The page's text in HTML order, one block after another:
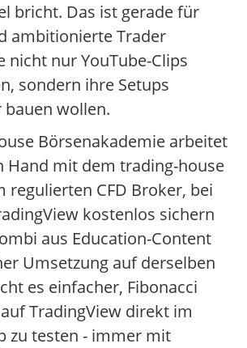
bricht. Das ist gerade für
ambitionierte Trader
nicht nur YouTube-Clips
sondern ihre Setups
wollen.
Börsenakademie arbeitet
Hand mit dem trading-house
regulierten CFD Broker, bei
kostenlos sichern
aus Education-Content
Umsetzung auf derselben
es einfacher, Fibonacci
TradingView direkt im
zu testen - immer mit